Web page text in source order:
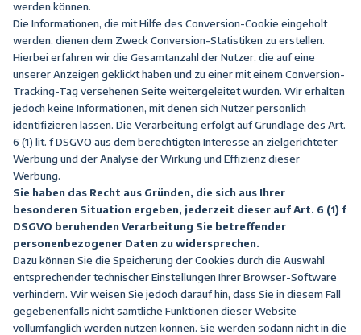
werden können.
Die Informationen, die mit Hilfe des Conversion-Cookie eingeholt
werden, dienen dem Zweck Conversion-Statistiken zu erstellen.
Hierbei erfahren wir die Gesamtanzahl der Nutzer, die auf eine
unserer Anzeigen geklickt haben und zu einer mit einem Conversion-
Tracking-Tag versehenen Seite weitergeleitet wurden. Wir erhalten
jedoch keine Informationen, mit denen sich Nutzer persönlich
identifizieren lassen. Die Verarbeitung erfolgt auf Grundlage des Art.
6 (1) lit. f DSGVO aus dem berechtigten Interesse an zielgerichteter
Werbung und der Analyse der Wirkung und Effizienz dieser
Werbung.
Sie haben das Recht aus Gründen, die sich aus Ihrer
besonderen Situation ergeben, jederzeit dieser auf Art. 6 (1) f
DSGVO beruhenden Verarbeitung Sie betreffender
personenbezogener Daten zu widersprechen.
Dazu können Sie die Speicherung der Cookies durch die Auswahl
entsprechender technischer Einstellungen Ihrer Browser-Software
verhindern. Wir weisen Sie jedoch darauf hin, dass Sie in diesem Fall
gegebenenfalls nicht sämtliche Funktionen dieser Website
vollumfänglich werden nutzen können. Sie werden sodann nicht in die